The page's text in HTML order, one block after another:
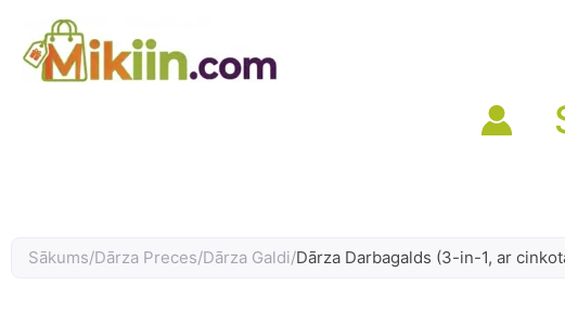
content
Sākums/Dārza Preces/Dārza Galdi/Dārza Darbagalds (3-in-1, ar